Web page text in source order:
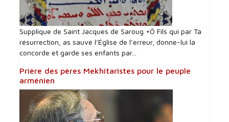
Supplique de Saint Jacques de Saroug +Ô Fils qui par Ta
résurrection, as sauvé l’Église de l’erreur, donne-lui la
concorde et garde ses enfants par...
Prière des pères Mekhitaristes pour le peuple
arménien